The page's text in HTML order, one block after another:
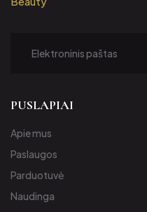
PUSLAPIAI
Apie mus
Paslaugos
Parduotuvė
Naudinga